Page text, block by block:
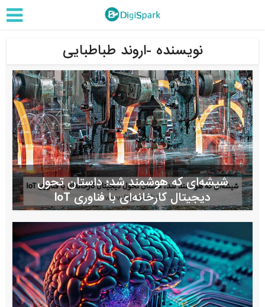
نویسنده -اروند طباطبایی
شیشه‌ای که هوشمند شد؛ داستان تحول
دیجیتال کارخانه‌ای با فناوری IoT